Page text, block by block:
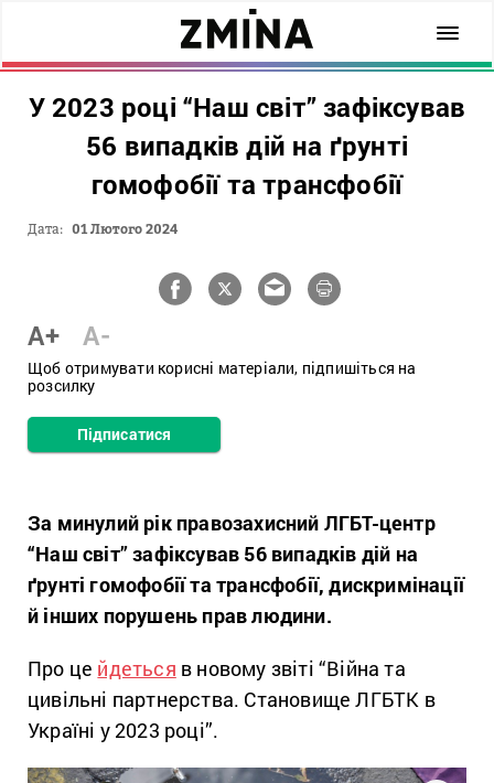
У 2023 році “Наш світ” зафіксував
56 випадків дій на ґрунті
гомофобії та трансфобії
Дата: 01 Лютого 2024
A+ A-
Щоб отримувати корисні матеріали, підпишіться на
розсилку
Підписатися
За минулий рік правозахисний ЛГБТ-центр
“Наш світ” зафіксував 56 випадків дій на
ґрунті гомофобії та трансфобії, дискримінації
й інших порушень прав людини.
Про це йдеться в новому звіті “Війна та
цивільні партнерства. Становище ЛГБТК в
Україні у 2023 році”.